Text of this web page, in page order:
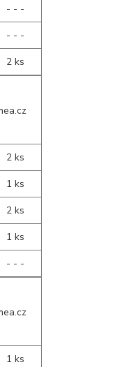
- - -
- - -
2 ks
2 ks
1 ks
2 ks
1 ks
- - -
1 ks